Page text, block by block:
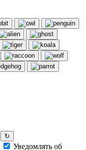
↻
Уведомлять об